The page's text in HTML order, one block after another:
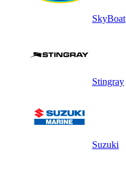
SkyBoat
Stingray
Suzuki